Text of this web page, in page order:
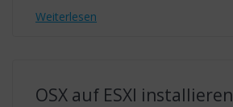
Weiterlesen
OSX auf ESXI installieren